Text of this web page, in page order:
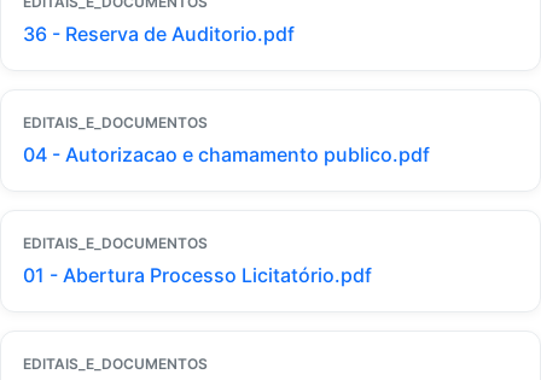
36 - Reserva de Auditorio.pdf
EDITAIS_E_DOCUMENTOS
04 - Autorizacao e chamamento publico.pdf
EDITAIS_E_DOCUMENTOS
01 - Abertura Processo Licitatório.pdf
EDITAIS_E_DOCUMENTOS